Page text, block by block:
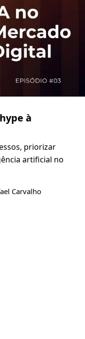
à
priorizar
artificial no
Carvalho